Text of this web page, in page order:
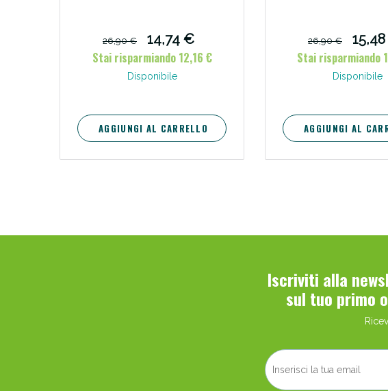
26,90 €
14,74 €
Stai risparmiando 12,16 €
Disponibile
AGGIUNGI AL CARRELLO
26,90 €
Stai risparmiando
Disponibile
AGGIUNGI AL
Iscriviti alla
sul tuo primo